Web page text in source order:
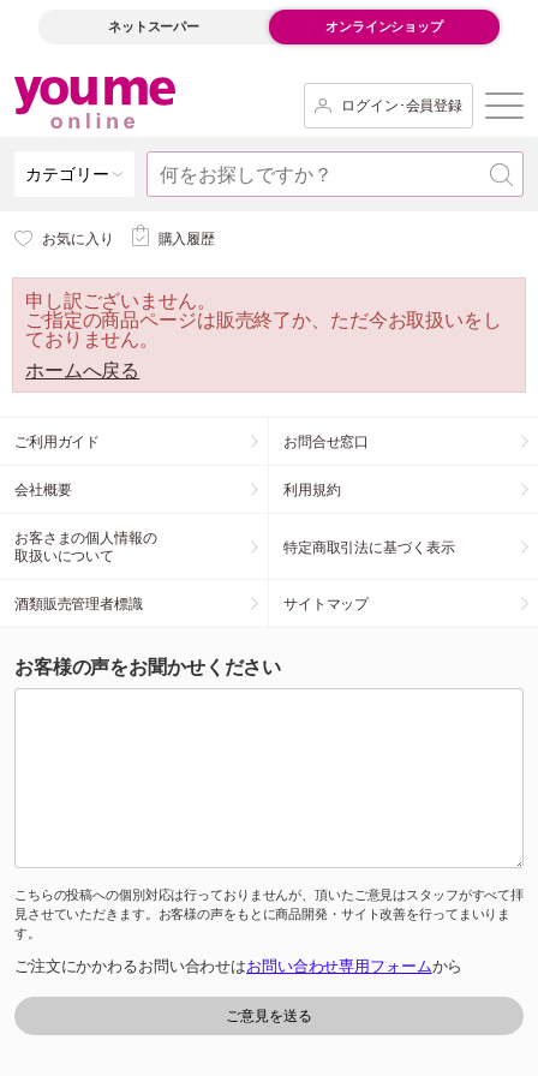
ネットスーパー オンラインショップ
ログイン･会員登録
カテゴリー
お気に入り 購入履歴
申し訳ございません。
ご指定の商品ページは販売終了か、ただ今お取扱いをし
ておりません。
ホームへ戻る
ご利用ガイド お問合せ窓口
会社概要 利用規約
お客さまの個人情報の
取扱いについて
特定商取引法に基づく表示
酒類販売管理者標識 サイトマップ
お客様の声をお聞かせください
こちらの投稿への個別対応は行っておりませんが、頂いたご意見はスタッフがすべて拝
見させていただきます。お客様の声をもとに商品開発・サイト改善を行ってまいりま
す。
ご注文にかかわるお問い合わせはお問い合わせ専用フォームから